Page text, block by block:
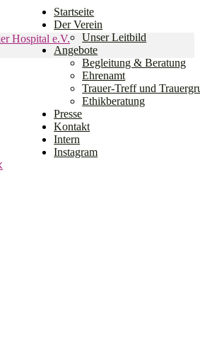
Hospital e.V.
gemeinsam gehen.
Startseite
Der Verein
Unser Leitbild
Angebote
Begleitung & Beratung
Ehrenamt
Trauer-Treff und
Ethikberatung
Presse
Kontakt
Intern
Instagram